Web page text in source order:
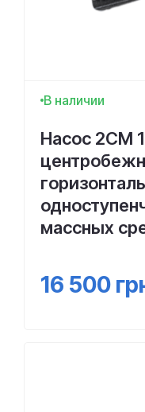
В наличии
Насос 2СМ
массных
16 500